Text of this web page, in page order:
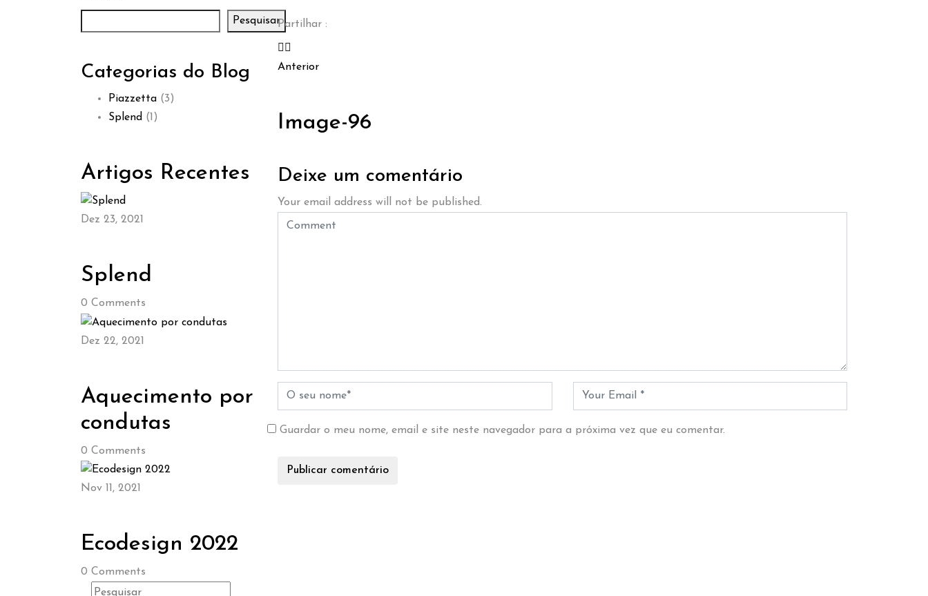
Pesquisar
Categorias do Blog
Piazzetta (3)
Splend (1)
Artigos Recentes
Dez 23, 2021
Splend
0 Comments
Dez 22, 2021
Aquecimento por
condutas
0 Comments
Nov 11, 2021
Ecodesign 2022
0 Comments
Partilhar :
Anterior
Image-96
Deixe um comentário
Your email address will not be published.
Guardar o meu nome, email e site neste navegador para a próxima vez que eu comentar.